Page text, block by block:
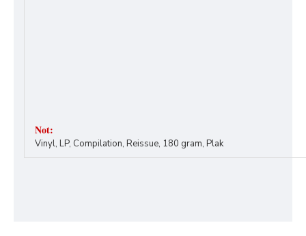
Not:
Vinyl, LP, Compilation, Reissue, 180 gram, Plak